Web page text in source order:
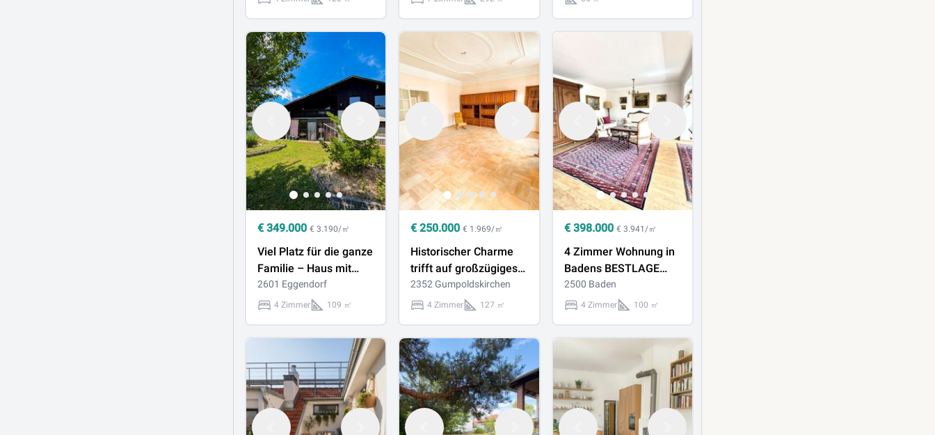
€ 349.000 € 3.190/㎡
Viel Platz für die ganze
Familie – Haus mit
Garten, Keller und
Ausbaureserve
2601 Eggendorf
4 Zimmer 109 ㎡
€250.000 € 1.969/㎡
Historischer Charme
trifft auf großzügiges
Wohnen in
Gumpoldskirchen
2352 Gumpoldskirchen
4 Zimmer 127 ㎡
€ 398.000 € 3.941/㎡
4 Zimmer Wohnung in
Badens BESTLAGE
inkl. Garage
2500 Baden
4 Zimmer 100 ㎡